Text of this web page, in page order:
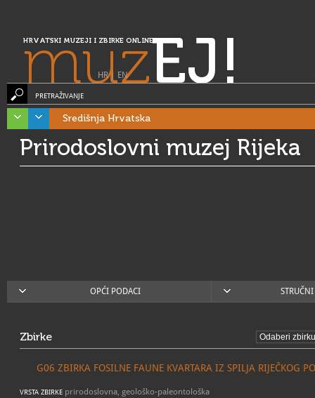
HRVATSKI MUZEJI I ZBIRKE ONLINE
muzEJ!
HR| EN
PRETRAŽIVANJE
Središnja Hrvatska
Prirodoslovni muzej Rijeka
OPĆI PODACI
Zbirke
G06 ZBIRKA FOSILNE FAUNE KVARTARA IZ SPILJA RIJEČKOG
VRSTA ZBIRKE prirodoslovna, geološko-paleontološka